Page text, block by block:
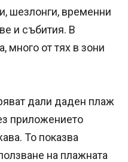
шезлонги, временни
и събития. В
много от тях в зони
дали даден плаж
приложението
То показва
на плажната